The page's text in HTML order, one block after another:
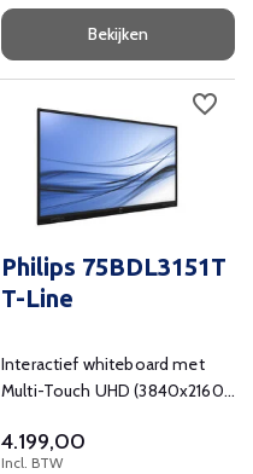
Bekijken
Philips 75BDL3151T
T-Line
Interactief whiteboard met
Multi-Touch UHD (3840x2160)
4.199,00
Incl. BTW